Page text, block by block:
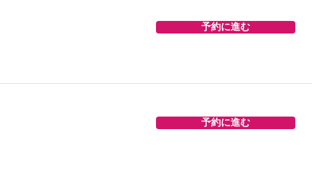
予約に進む
予約に進む